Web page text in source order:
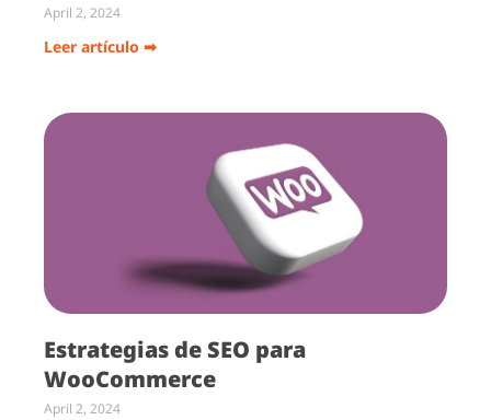
April 2, 2024
Leer artículo ➡
Estrategias de SEO para
WooCommerce
April 2, 2024